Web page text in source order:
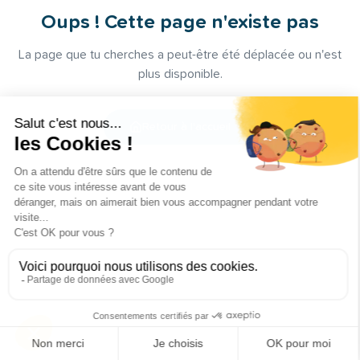
Oups ! Cette page n'existe pas
La page que tu cherches a peut-être été déplacée ou n'est
plus disponible.